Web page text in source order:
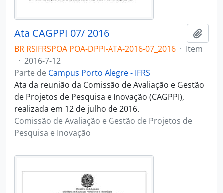
Ata CAGPPI 07/ 2016
BR RSIFRSPOA POA-DPPI-ATA-2016-07_2016 · Item
· 2016-7-12
Parte de Campus Porto Alegre - IFRS
Ata da reunião da Comissão de Avaliação e Gestão
de Projetos de Pesquisa e Inovação (CAGPPI),
realizada em 12 de julho de 2016.
Comissão de Avaliação e Gestão de Projetos de
Pesquisa e Inovação